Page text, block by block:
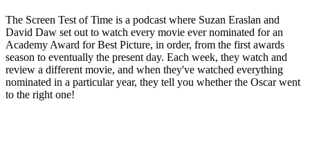
The Screen Test of Time is a podcast where Suzan Eraslan and
David Daw set out to watch every movie ever nominated for an
Academy Award for Best Picture, in order, from the first awards
season to eventually the present day. Each week, they watch and
review a different movie, and when they've watched everything
nominated in a particular year, they tell you whether the Oscar went
to the right one!